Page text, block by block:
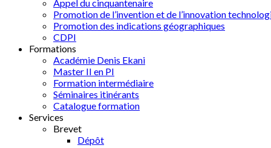
Appel du cinquantenaire
Promotion de l’invention et de l’innovation
Promotion des indications géographiques
CDPI
Formations
Académie Denis Ekani
Master II en PI
Formation intermédiaire
Séminaires itinérants
Catalogue formation
Services
Brevet
Dépôt